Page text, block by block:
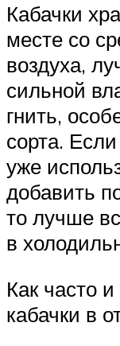
Кабачки
месте со
воздуха,
сильной
гнить,
сорта.
уже
добавить
то лучше
в
Как часто
кабачки в